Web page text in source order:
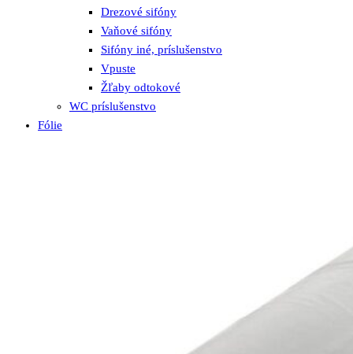
Drezové sifóny
Vaňové sifóny
Sifóny iné, príslušenstvo
Vpuste
Žľaby odtokové
WC príslušenstvo
Fólie